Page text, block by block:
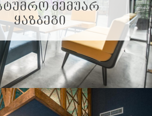
ᲛᲔᲛᲣᲐᲠ
ᲧᲐᲖᲑᲔᲒᲘ